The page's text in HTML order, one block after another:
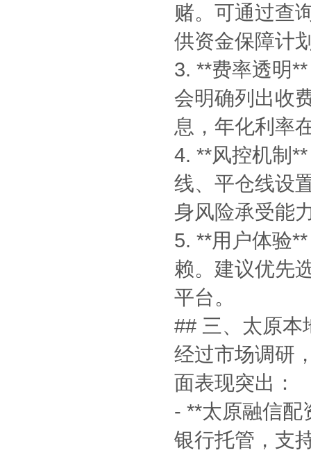
赌。可通过查
供资金保障计
3. **费率透明
会明确列出收
息，年化利率
4. **风控机制
线、平仓线设
身风险承受能
5. **用户体验
赖。建议优先
平台。
## 三、太原本
经过市场调研
面表现突出：
- **太原融信配
银行托管，支